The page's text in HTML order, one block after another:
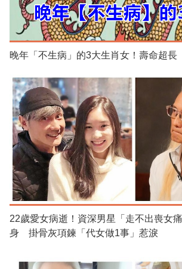
晚年「不生病」的3大生肖女！壽命超
22歲愛女病逝！資深男星「走不出喪女
身 掛骨灰項鍊「代女做1事」惹淚